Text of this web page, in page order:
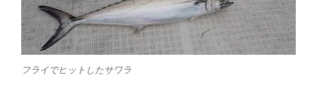
フライでヒットしたサワラ